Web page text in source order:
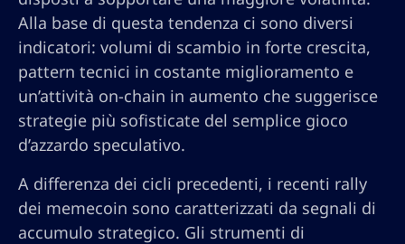
Alla base di questa tendenza ci sono diversi
indicatori: volumi di scambio in forte crescita,
pattern tecnici in costante miglioramento e
un’attività on-chain in aumento che suggerisce
strategie più sofisticate del semplice gioco
d’azzardo speculativo.
A differenza dei cicli precedenti, i recenti rally
dei memecoin sono caratterizzati da segnali di
accumulo strategico. Gli strumenti di